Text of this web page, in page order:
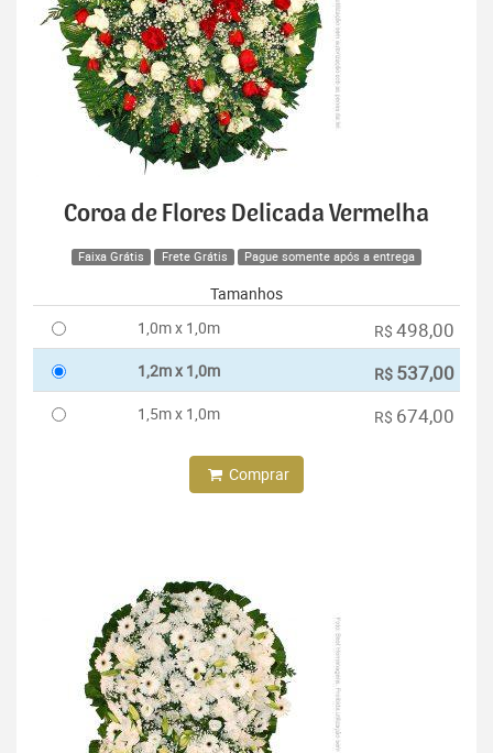
Coroa de Flores Delicada Vermelha
Faixa Grátis Frete Grátis Pague somente após a entrega
Tamanhos
1,0m x 1,0m
R$ 498,00
1,2m x 1,0m R$ 537,00
1,5m x 1,0m R$ 674,00
Comprar